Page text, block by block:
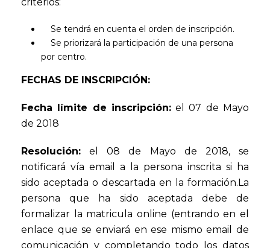
Se tendrá en cuenta el orden de inscripción.
Se priorizará la participación de una persona
por centro.
FECHAS DE INSCRIPCIÓN:
Fecha límite de inscripción:el 07 de Mayo
de 2018
Resolución: el 08 de Mayo de 2018, se
notificará vía email a la persona inscrita si ha
sido aceptada o descartada en la formación.La
persona que ha sido aceptada debe de
formalizar la matricula online (entrando en el
enlace que se enviará en ese mismo email de
comunicación y completando todo los datos